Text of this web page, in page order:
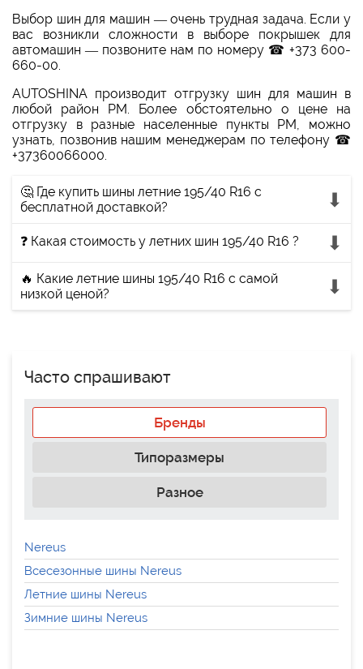
Выбор шин для машин — очень трудная задача. Если у
вас возникли сложности в выборе покрышек для
автомашин — позвоните нам по номеру ☎ +373 600-
660-00.
AUTOSHINA производит отгрузку шин для машин в
любой район РМ. Более обстоятельно о цене на
отгрузку в разные населенные пункты РМ, можно
узнать, позвонив нашим менеджерам по телефону ☎
+37360066000.
🤔 Где купить шины летние 195/40 R16 с
бесплатной доставкой?
❓ Какая стоимость у летних шин 195/40 R16 ?
🔥 Какие летние шины 195/40 R16 с самой
низкой ценой?
Часто спрашивают
Бренды
Типоразмеры
Разное
Nereus
Всесезонные шины Nereus
Летние шины Nereus
Зимние шины Nereus